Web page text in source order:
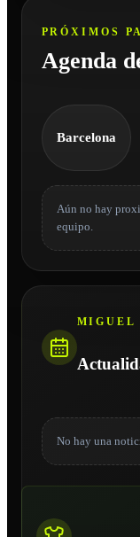
PRÓXIMOS
Agenda
Barcelona
Aún no hay
equipo.
MIGUEL
No hay una